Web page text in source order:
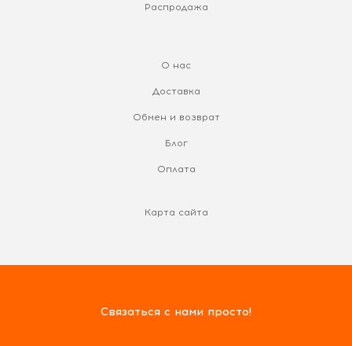
Распродажа
О нас
Доставка
Обмен и возврат
Блог
Оплата
Карта сайта
Связаться с нами просто!